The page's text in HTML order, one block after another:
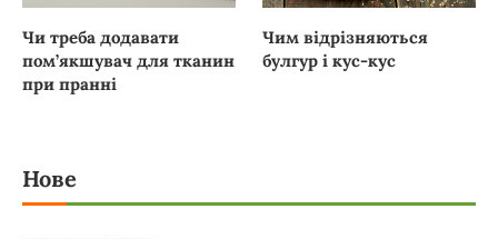
Чи треба додавати
пом’якшувач для тканин
при пранні
Чим відрізняються
булгур і кус-кус
Нове